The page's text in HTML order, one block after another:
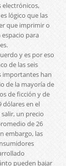
electrónicos,
lógico que las
que imprimir o
para
y es por eso
de las seis
importantes han
de la mayoría de
de ficción y de
dólares en el
un precio
de 26
embargo, las
pueden bajar